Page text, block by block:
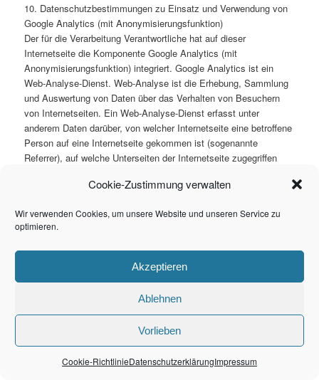
Cookie-Zustimmung verwalten
Wir verwenden Cookies, um unsere Website und unseren Service zu
optimieren.
Akzeptieren
Ablehnen
Vorlieben
Cookie-RichtlinieDatenschutzerklärungImpressum
10. Datenschutzbestimmungen zu Einsatz und Verwendung von
Google Analytics (mit Anonymisierungsfunktion)
Der für die Verarbeitung Verantwortliche hat auf dieser
Internetseite die Komponente Google Analytics (mit
Anonymisierungsfunktion) integriert. Google Analytics ist ein
Web-Analyse-Dienst. Web-Analyse ist die Erhebung, Sammlung
und Auswertung von Daten über das Verhalten von Besuchern
von Internetseiten. Ein Web-Analyse-Dienst erfasst unter
anderem Daten darüber, von welcher Internetseite eine betroffene
Person auf eine Internetseite gekommen ist (sogenannte
Referrer), auf welche Unterseiten der Internetseite zugegriffen
betrachtet wurde. Eine Web-Analyse wird überwiegend zur
von Internetwerbung eingesetzt.
Betreibergesellschaft der Google-Analytics-Komponente ist die
Google Inc., 1600 Amphitheatre Pkwy, Mountain View, CA
Der für die Verarbeitung Verantwortliche verwendet für die Web-
Mittels dieses Zusatzes wird die IP-Adresse des
und anonymisiert, wenn der Zugriff auf unsere Internetseiten aus